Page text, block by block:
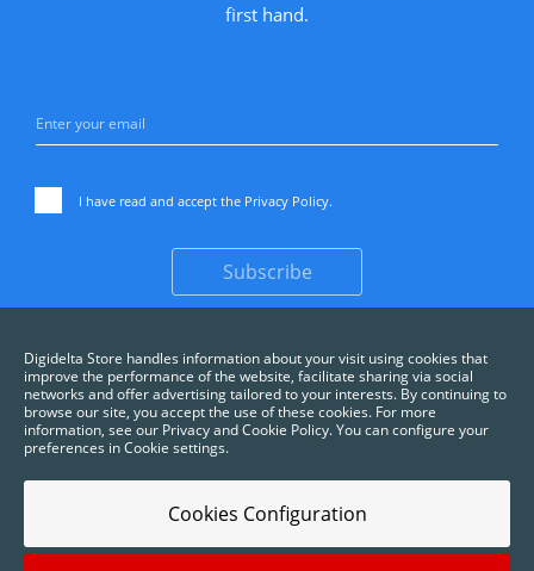
first hand.
I have read and accept the Privacy Policy.
Subscribe
Digidelta Store handles information about your visit using cookies that
improve the performance of the website, facilitate sharing via social
networks and offer advertising tailored to your interests. By continuing to
browse our site, you accept the use of these cookies. For more
information, see our Privacy and Cookie Policy. You can configure your
preferences in Cookie settings.
Cookies Configuration